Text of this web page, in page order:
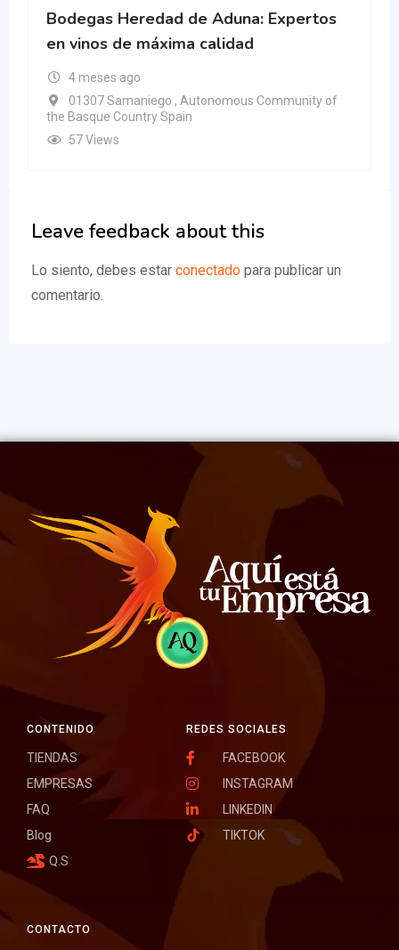
Bodegas Heredad de Aduna: Expertos
en vinos de máxima calidad
4 meses ago
01307 Samaniego , Autonomous Community of
the Basque Country Spain
57 Views
Leave feedback about this
Lo siento, debes estar conectado para publicar un
comentario.
CONTACTO
REDES SOCIALES
FACEBOOK
INSTAGRAM
LINKEDIN
TIKTOK
CONTENIDO
TIENDAS
EMPRESAS
FAQ
Blog
Q.S